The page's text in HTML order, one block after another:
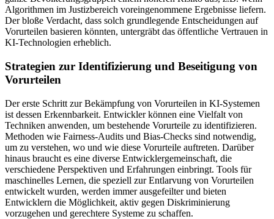
Algorithmen im Justizbereich voreingenommene Ergebnisse liefern.
Der bloße Verdacht, dass solch grundlegende Entscheidungen auf
Vorurteilen basieren könnten, untergräbt das öffentliche Vertrauen in
KI-Technologien erheblich.
Strategien zur Identifizierung und Beseitigung von
Vorurteilen
Der erste Schritt zur Bekämpfung von Vorurteilen in KI-Systemen
ist dessen Erkennbarkeit. Entwickler können eine Vielfalt von
Techniken anwenden, um bestehende Vorurteile zu identifizieren.
Methoden wie Fairness-Audits und Bias-Checks sind notwendig,
um zu verstehen, wo und wie diese Vorurteile auftreten. Darüber
hinaus braucht es eine diverse Entwicklergemeinschaft, die
verschiedene Perspektiven und Erfahrungen einbringt. Tools für
maschinelles Lernen, die speziell zur Entlarvung von Vorurteilen
entwickelt wurden, werden immer ausgefeilter und bieten
Entwicklern die Möglichkeit, aktiv gegen Diskriminierung
vorzugehen und gerechtere Systeme zu schaffen.